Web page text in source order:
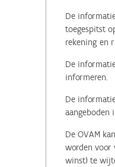
De
toegespitst
rekening en
De
informeren.
De
aangeboden
De OVAM
worden voor
winst) te